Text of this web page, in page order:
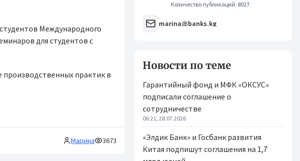
Международного
для студентов с
производственных практик в
Марина 3673
Количество публикаций: 8027
marina@banks.kg
Новости по теме
Гарантийный фонд и МФК «ОКСУС»
подписали соглашение о
сотрудничестве
06:21, 28.07.2026
«Элдик Банк» и Госбанк развития
Китая подпишут соглашения на 1,7